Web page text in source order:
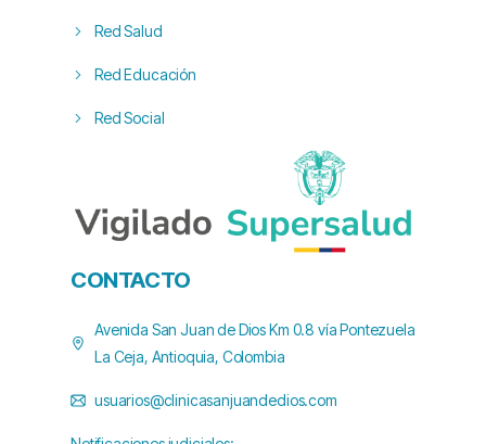
Red Salud
Red Educación
Red Social
CONTACTO
Avenida San Juan de Dios Km 0.8 vía Pontezuela
La Ceja, Antioquia, Colombia
usuarios@clinicasanjuandedios.com